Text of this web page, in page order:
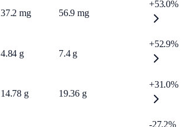
37.2 mg 56.9 mg
+53.0%
4.84 g 7.4 g
+52.9%
14.78 g 19.36 g
+31.0%
-27.2%